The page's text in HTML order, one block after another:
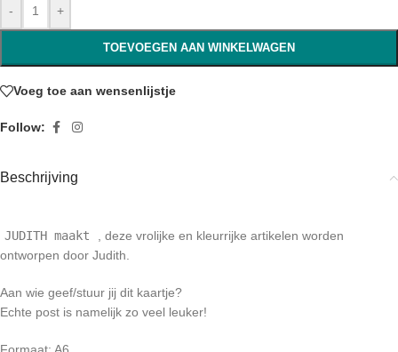
- +
TOEVOEGEN AAN WINKELWAGEN
Voeg toe aan wensenlijstje
Follow:
Beschrijving
JUDITH maakt
, deze vrolijke en kleurrijke artikelen worden
ontworpen door Judith.
Aan wie geef/stuur jij dit kaartje?
Echte post is namelijk zo veel leuker!
Formaat: A6